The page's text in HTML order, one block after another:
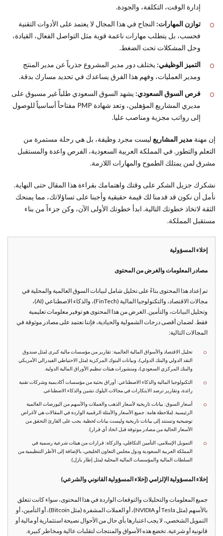
إدارة الوقت، التكلفة، والجودة.
توازن المهارات: النجاح في هذا المجال لا يعتمد على الأدوات التقنية
فحسب، بل يتطلب مهارات ناعمة قوية مثل التواصل الفعال، القيادة،
وحل المشكلات تحت الضغط.
التميز الوظيفي: يختلف دور مدير المشروع جذرياً عن مدير المنتج
ومدير العمليات، وفهم هذا الفرق يساعدك في تحديد مسارك بدقة.
فرص السوق السعودي: يشهد السوق السعودي طلباً غير مسبوق على
مديري المشاريع المؤهلين، وتعد شهادة PMP مفتاحاً أساسياً للوصول
إلى رواتب مجزية ومناصب عليا.
إن مهنة مدير المشاريع ليست مجرد وظيفة، بل هي رحلة مستمرة من
التعلم والتطور. في المملكة العربية السعودية، الفرص واعدة والمستقبل
مشرق لمن يمتلك الطموح والمهارات اللازمة.
نشكرك جزيل الشكر على وقتك واهتمامك بقراءة هذا المقال حتى النهاية.
نأمل أن نكون قد قدمنا لك قيمة حقيقية وأجبنا على تساؤلاتك، مما يمنحك
الثقة لاتخاذ خطوتك التالية. ابدأ خطوتك الأولى الآن، وكن جزءاً من بناء
مستقبل المملكة.
إخلاء المسؤولية
مصادر المعلومات والغرض من المحتوى
تم إعداد هذا المحتوى بناءً على تحليل شامل لبيانات السوق العالمية والمحلية في
مجالات الاقتصاد، والتكنولوجيا المالية (FinTech)، والذكاء الاصطناعي (AI)،
وتحليل البيانات، والتأمين. الغرض من هذا المحتوى هو توفير معلومات تعليمية
فقط. لضمان أقصى درجات الشمولية والحيادية، فإننا نعتمد على مصادر موثوقة في
المجالات التالية:
تحليل الاقتصاد والأسواق المالية العالمية: تقارير من مؤسسات مالية كبرى (مثل صندوق
النقد الدولي والبنك الدولي)، وبيانات البنوك المركزية (مثل الاحتياطي الفيدرالي الأمريكي
والبنك المركزي السعودي)، ومنشورات هيئات تنظيم الأوراق المالية الدولية.
التكنولوجيا المالية والذكاء الاصطناعي: أوراق بحثية من مؤسسات أكاديمية وشركات تقنية
رائدة، وتقارير ترصد الابتكارات في مجالات البلوك تشين والذكاء الاصطناعي.
أسعار السوق: بيانات تاريخية لأسعار الذهب والعملات والأسهم من البورصات العالمية
الرئيسية. (ملاحظة هامة: جميع الأسعار والأمثلة الرقمية الواردة في المقالات هي لأغراض
توضيحية وتستند إلى بيانات تاريخية وليست بيانات لحظية. يجب على القارئ التحقق من
الأسعار الحالية من مصادر موثوقة قبل اتخاذ أي قرار).
التمويل الإسلامي، التأمين التكافلي، والزكاة: قرارات من هيئات شرعية رسمية في
المملكة العربية السعودية ودول مجلس التعاون الخليجي، بالإضافة إلى الأطر التنظيمية من
السلطات المالية والمؤسسات المالية المحلية (مثل إطار بازل).
إخلاء المسؤولية الإلزامي (إخلاء المسؤولية القانوني والشرعي)
جميع المعلومات والتحليلات والتوقعات الواردة في هذا المحتوى، سواء كانت تتعلق
بالأسهم (مثل Tesla أو NVIDIA)، أو العملات المشفرة (مثل Bitcoin)، أو التأمين، أو
التمويل الشخصي، لا يجب اعتبارها بأي حال من الأحوال نصيحة استثمارية أو مالية أو
قانونية أو شرعية. تخضع هذه الأسواق والمنتجات لتقلبات عالية ومخاطر كبيرة.